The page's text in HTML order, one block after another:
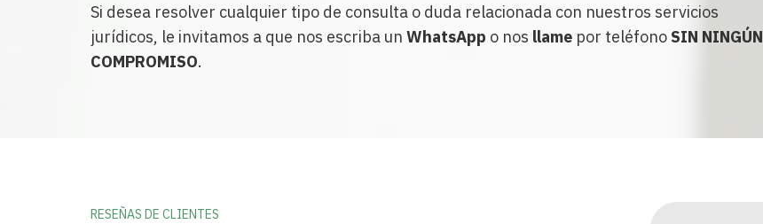
Si desea resolver cualquier tipo de consulta o duda relacionada con nuestros servicios
jurídicos, le invitamos a que nos escriba un WhatsApp o nos llame por teléfono SIN NINGÚN
COMPROMISO.
RESEÑAS DE CLIENTES